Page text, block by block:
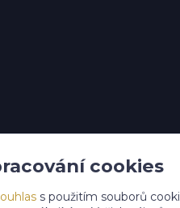
cookies
s použitím souborů